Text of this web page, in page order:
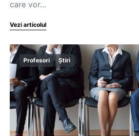
care vor…
Vezi articolul
Profesori Știri